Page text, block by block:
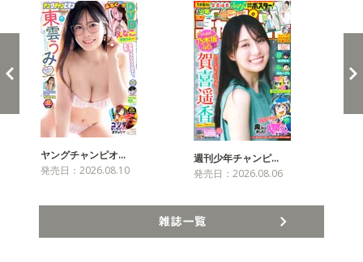
ヤングチャンピオ…
発売日：2026.08.10
週刊少年チャンピ…
発売日：2026.08.06